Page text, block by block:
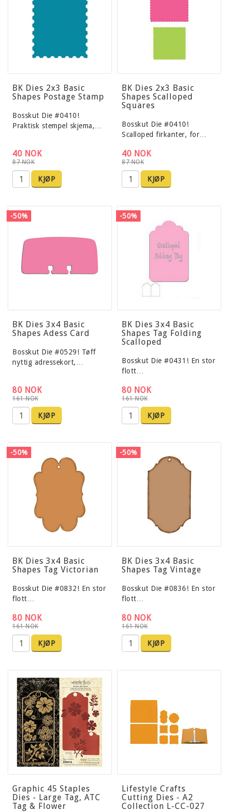
BK Dies 2x3 Basic
Shapes Postage Stamp
Bosskut Die #0410!
Praktisk stempel skjema,…
87 NOK
40 NOK
KJØP
BK Dies 2x3 Basic
Shapes Scalloped
Squares
Bosskut Die #0410!
Scalloped firkanter, for…
87 NOK
40 NOK
KJØP
-50%
BK Dies 3x4 Basic
Shapes Adess Card
Bosskut Die #0529! Tøff
nyttig adressekort,…
161 NOK
80 NOK
KJØP
-50%
BK Dies 3x4 Basic
Shapes Tag Folding
Scalloped
Bosskut Die #0431! En stor
flott…
161 NOK
80 NOK
KJØP
-50%
BK Dies 3x4 Basic
Shapes Tag Victorian
Bosskut Die #0832! En stor
flott…
161 NOK
80 NOK
KJØP
-50%
BK Dies 3x4 Basic
Shapes Tag Vintage
Bosskut Die #0836! En stor
flott…
161 NOK
80 NOK
KJØP
Graphic 45 Staples
Dies - Large Tag, ATC
Tag & Flower
Lifestyle Crafts
Cutting Dies - A2
Collection L-CC-027